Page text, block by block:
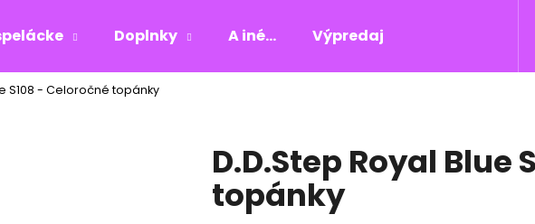
Doplnky A iné... Výpredaj
S108 - Celoročné topánky
D.D.Step Royal Blue
topánky
Čo potrebujete nájsť?
HĽADAŤ